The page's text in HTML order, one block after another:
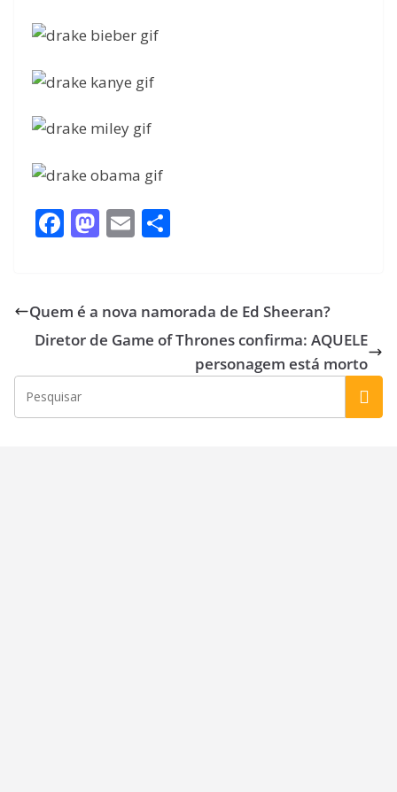
F
b
o
k
M
d
o
E
l e
Quem é a nova namorada de Ed Sheeran?
Diretor de Game of Thrones confirma: AQUELE
personagem está morto